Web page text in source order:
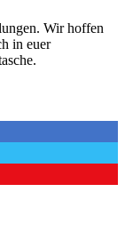
Wir hoffen
in euer